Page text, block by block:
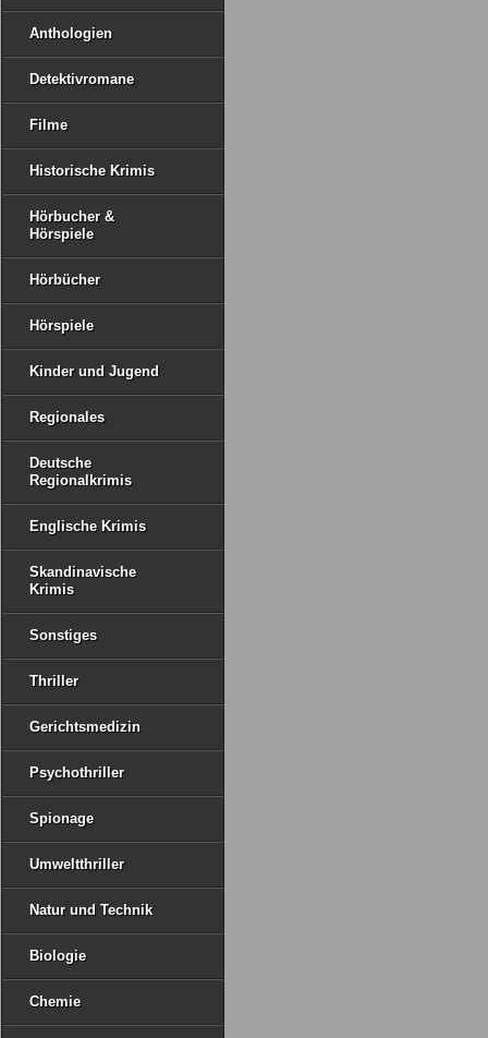
Anthologien
Detektivromane
Filme
Historische Krimis
Hörbucher &
Hörspiele
Hörbücher
Hörspiele
Kinder und Jugend
Regionales
Deutsche
Regionalkrimis
Englische Krimis
Skandinavische
Krimis
Sonstiges
Thriller
Gerichtsmedizin
Psychothriller
Spionage
Umweltthriller
Natur und Technik
Biologie
Chemie